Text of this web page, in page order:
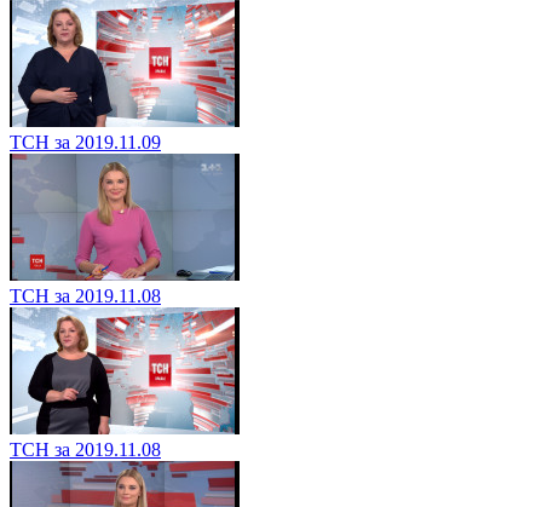
ТСН за 2019.11.09
ТСН за 2019.11.08
ТСН за 2019.11.08